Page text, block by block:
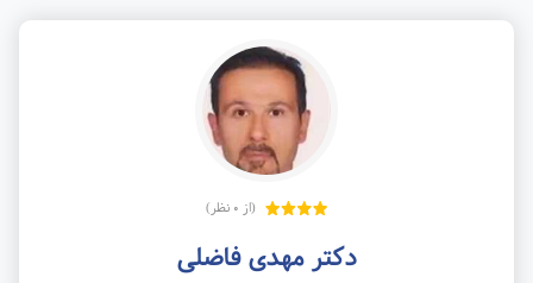
(از 0 نظر)
دکتر مهدی فاضلی